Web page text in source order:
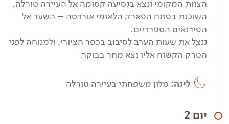
הצוות המקומי ונצא בנסיעה קסומה אל העיירה טורלה,
השוכנת בפתח הפארק הלאומי אורדסה – השער אל
הפירנאים הספרדיים.
ננצל את שעות הערב לסיבוב בכפר הציורי, ולמנוחה לפני
הטרק הקשוח אליו נצא מחר בבוקר.
לינה: מלון משפחתי בעיירה טורלה
יום 2